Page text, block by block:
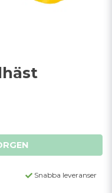
Snabba leveranser